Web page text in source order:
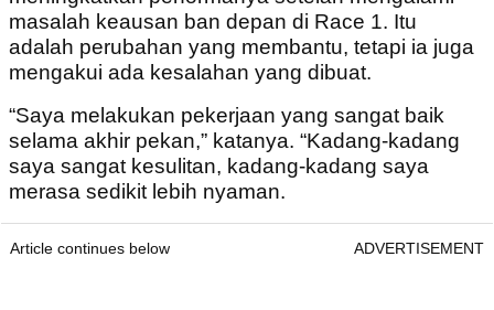
masalah keausan ban depan di Race 1. Itu
adalah perubahan yang membantu, tetapi ia juga
mengakui ada kesalahan yang dibuat.
“Saya melakukan pekerjaan yang sangat baik
selama akhir pekan,” katanya. “Kadang-kadang
saya sangat kesulitan, kadang-kadang saya
merasa sedikit lebih nyaman.
Article continues below ADVERTISEMENT